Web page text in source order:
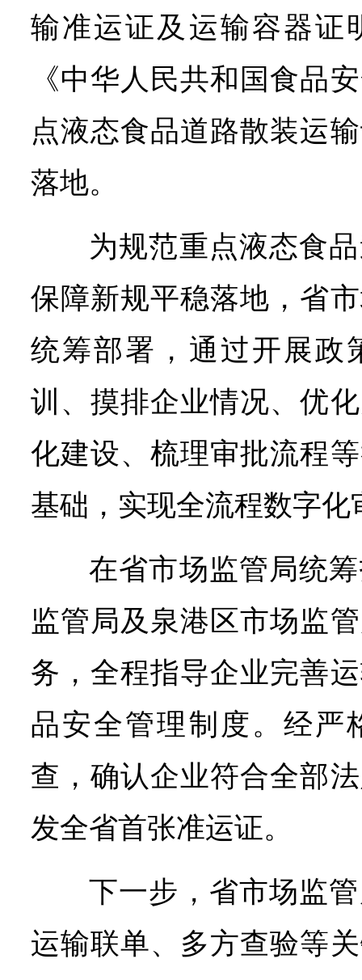
输准运证及运输容器证
《中华人民共和国食品
点液态食品道路散装运
落地。
为规范重点液态食
保障新规平稳落地，省
统筹部署，通过开展政
训、摸排企业情况、优
化建设、梳理审批流程
基础，实现全流程数字化
在省市场监管局统
监管局及泉港区市场监
务，全程指导企业完善
品安全管理制度。经严
查，确认企业符合全部
发全省首张准运证。
下一步，省市场监
运输联单、多方查验等